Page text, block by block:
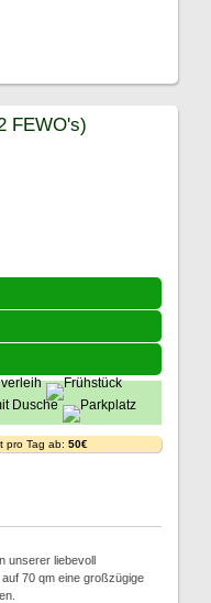
FEWO's)
pro Tag ab: 50€
unserer liebevoll
70 qm eine großzügige